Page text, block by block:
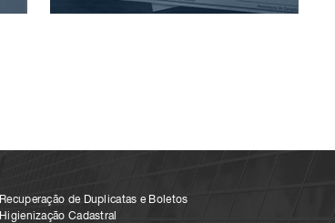
Recuperação de Duplicatas e Boletos
Higienização Cadastral